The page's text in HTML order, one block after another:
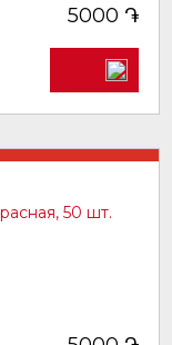
5000 ֏
50 шт.